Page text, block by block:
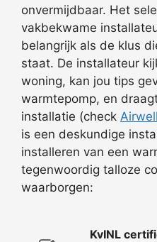
onvermijdbaar. Het
vakbekwame
belangrijk als de klus
staat. De installateur
woning, kan jou tips
warmtepomp, en
installatie (check
is een deskundige
installeren van een
tegenwoordig talloze
waarborgen:
KvINL